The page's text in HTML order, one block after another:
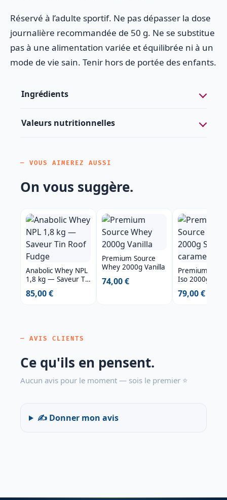
Réservé à l’adulte sportif. Ne pas dépasser la dose
journalière recommandée de 50 g. Ne se substitue
pas à une alimentation variée et équilibrée ni à un
mode de vie sain. Tenir hors de portée des enfants.
Ingrédients
Valeurs nutritionnelles
— VOUS AIMEREZ AUSSI
On vous suggère.
Anabolic Whey NPL
1,8 kg — Saveur Tin
85,00 €
Premium Source
Whey 2000g Vanilla
74,00 €
Premium
Iso 2000g
79,00 €
— AVIS CLIENTS
Ce qu'ils en pensent.
Aucun avis pour le moment — sois le premier ⭐
✍️ Donner mon avis